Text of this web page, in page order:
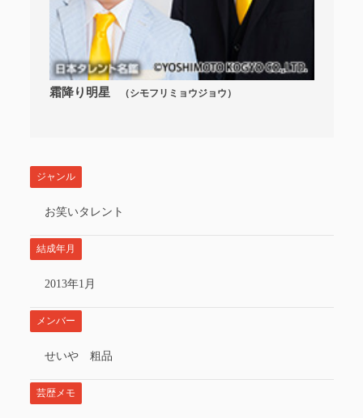
霜降り明星 （シモフリミョウジョウ）
ジャンル
お笑いタレント
結成年月
2013年1月
メンバー
せいや 粗品
芸歴メモ